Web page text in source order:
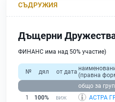
СЪДРУЖИЯ
Дъщерни
ФИНАНС има над 50% участие)
№ дял от дата (правна
общо за
1
100% АСТРА